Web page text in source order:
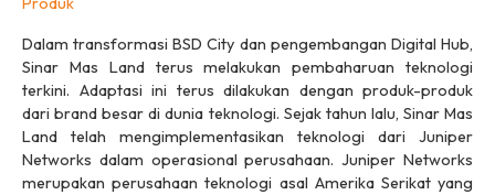
Dalam transformasi BSD City dan pengembangan Digital Hub,
Sinar Mas Land terus melakukan pembaharuan teknologi
terkini. Adaptasi ini terus dilakukan dengan produk-produk
daribrand besar di dunia teknologi. Sejak tahun lalu, Sinar Mas
Land telah mengimplementasikan teknologi dari Juniper
Networks dalam operasional perusahaan. Juniper Networks
merupakan perusahaan teknologi asal Amerika Serikat yang